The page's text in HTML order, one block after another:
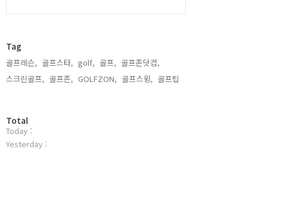
Tag
골프레슨, 골프스타, golf, 골프, 골프존닷컴,
스크린골프, 골프존, GOLFZON, 골프스윙, 골프팁,
방
문
자
Total
Today :
Yesterday :